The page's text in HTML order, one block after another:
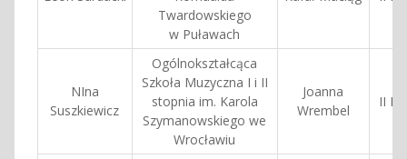
Twardowskiego
w Puławach
NIna
Suszkiewicz
Ogólnokształcąca
Szkoła Muzyczna I i II
stopnia im. Karola
Szymanowskiego we
Wrocławiu
Joanna
Wrembel
II